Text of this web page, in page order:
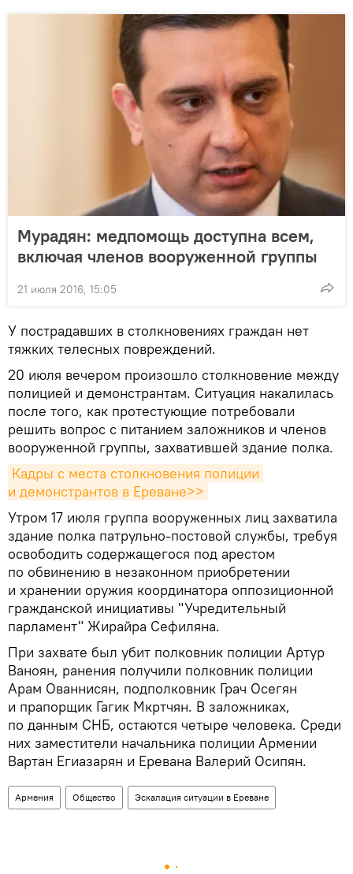
Мурадян: медпомощь доступна всем,
включая членов вооруженной группы
21 июля 2016, 15:05
У пострадавших в столкновениях граждан нет
тяжких телесных повреждений.
20 июля вечером произошло столкновение между
полицией и демонстрантам. Ситуация накалилась
после того, как протестующие потребовали
решить вопрос с питанием заложников и членов
вооруженной группы, захватившей здание полка.
Кадры с места столкновения полиции
и демонстрантов в Ереване>>
Утром 17 июля группа вооруженных лиц захватила
здание полка патрульно-постовой службы, требуя
освободить содержащегося под арестом
по обвинению в незаконном приобретении
и хранении оружия координатора оппозиционной
гражданской инициативы "Учредительный
парламент" Жирайра Сефиляна.
При захвате был убит полковник полиции Артур
Ваноян, ранения получили полковник полиции
Арам Ованнисян, подполковник Грач Осегян
и прапорщик Гагик Мкртчян. В заложниках,
по данным СНБ, остаются четыре человека. Среди
них заместители начальника полиции Армении
Вартан Егиазарян и Еревана Валерий Осипян.
Армения Общество Эскалация ситуации в Ереване